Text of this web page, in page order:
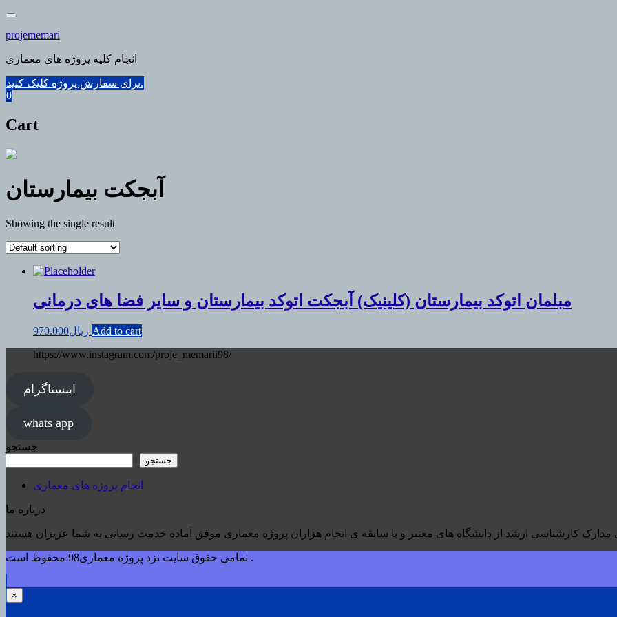
Skip
content
projememari
انجام کلیه پروژه های معماری
برای سفارش پروژه کلیک کنید.
0
Cart
آبجکت بیمارستان
Showing the single result
مبلمان اتوکد بیمارستان (کلینیک) آبجکت اتوکد بیمارستان و سایر فضا های درمانی
ریال970.000
Add to cart
https://www.instagram.com/proje_memarii98/
اینستاگرام
whats app
جستجو
جستجو
انجام پروژه های معماری
درباره ما
تمامی حقوق سایت نزد پروژه معماری98 محفوظ است .
×